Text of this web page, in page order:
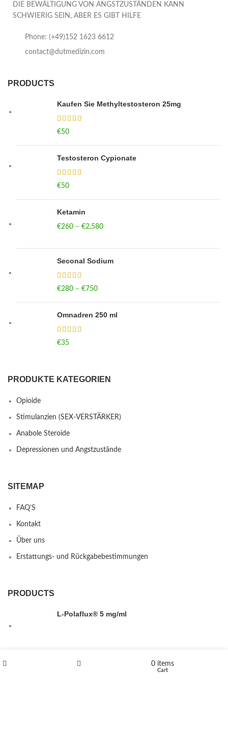
DIE BEWÄLTIGUNG VON ANGSTZUSTÄNDEN KANN
SCHWIERIG SEIN, ABER ES GIBT HILFE
Phone: (+49)152 1623 6612
contact@dutmedizin.com
PRODUCTS
Kaufen Sie Methyltestosteron 25mg
€50
Testosteron Cypionate
€50
Ketamin
€260 – €2,580
Seconal Sodium
€280 – €750
Omnadren 250 ml
€35
PRODUKTE KATEGORIEN
Opioide
Stimulanzien (SEX-VERSTÄRKER)
Anabole Steroide
Depressionen und Angstzustände
SITEMAP
FAQ’S
Kontakt
Über uns
Erstattungs- und Rückgabebestimmungen
PRODUCTS
L-Polaflux® 5 mg/ml
Levomethadone L-Poladdict 20 mg 98 Tab
0 items
Cart